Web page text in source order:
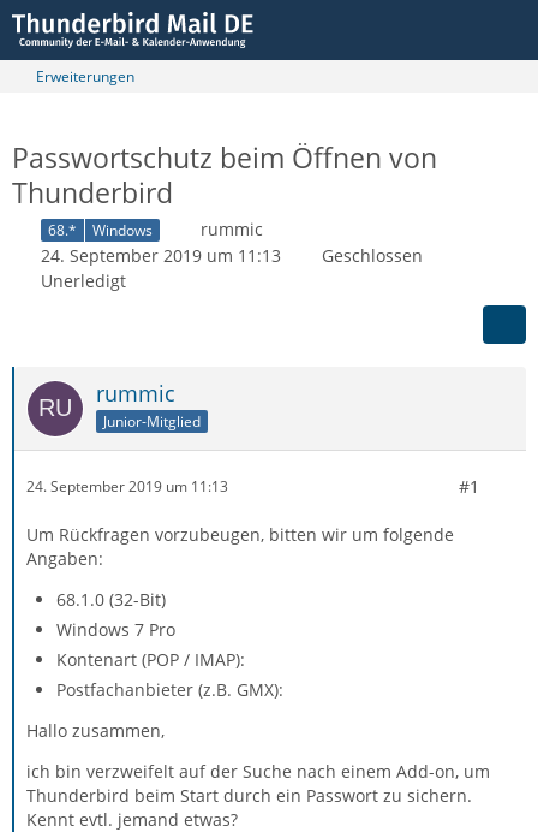
Erweiterungen
Passwortschutz beim Öffnen von
Thunderbird
68.* Windows
rummic
24. September 2019 um 11:13
Geschlossen
Unerledigt
rummic
Junior-Mitglied
24. September 2019 um 11:13 #1
Um Rückfragen vorzubeugen, bitten wir um folgende
Angaben:
68.1.0 (32-Bit)
Windows 7 Pro
Kontenart (POP / IMAP):
Postfachanbieter (z.B. GMX):
Hallo zusammen,
ich bin verzweifelt auf der Suche nach einem Add-on, um
Thunderbird beim Start durch ein Passwort zu sichern.
Kennt evtl. jemand etwas?